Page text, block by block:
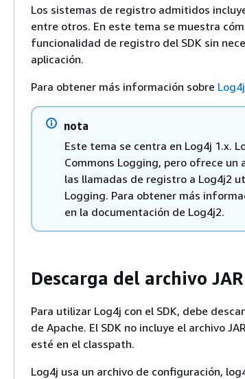
Los sistemas de registro admitidos
entre otros. En este tema se muestra
funcionalidad de registro del SDK sin
aplicación.
Para obtener más información sobre Log4j
nota
Este tema se centra en Log4j 1.x.
Commons Logging, pero ofrece
las llamadas de registro a Log4j2
Logging. Para obtener más
en la documentación de Log4j2.
Descarga del archivo
Para utilizar Log4j con el SDK, debe
de Apache. El SDK no incluye el archivo
esté en el classpath.
Log4j usa un archivo de configuración,